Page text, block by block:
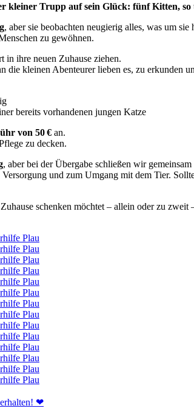
kleiner Trupp auf sein Glück: fünf Kitten,
, aber sie beobachten neugierig alles, was um
zu gewöhnen.
in ihre neuen Zuhause ziehen.
die kleinen Abenteurer lieben es, zu erkunden
bereits vorhandenen jungen Katze
von 50 € an.
zu decken.
, aber bei der Übergabe schließen wir gemeinsam
und zum Umgang mit dem Tier.
schenken möchtet – allein oder zu
erhalten! ❤